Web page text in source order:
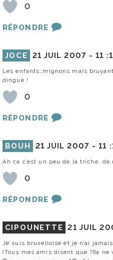
0
RÉPONDRE
JOCE 21 JUIL 2007 -11
Les enfants…mignons mais
dingue !
0
RÉPONDRE
BOUH 21 JUIL 2007 -11
Ah ca c’est un peu de la triche,
0
RÉPONDRE
CIPOUNETTE 21 JUIL
Je suis bruxelloise et je n’ai
(Tous mes amis disent que ?ßa ne